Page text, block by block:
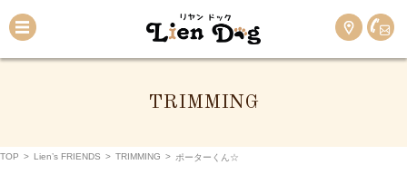
TRIMMING
TOP > Lien’s FRIENDS > TRIMMING > ポーターくん☆